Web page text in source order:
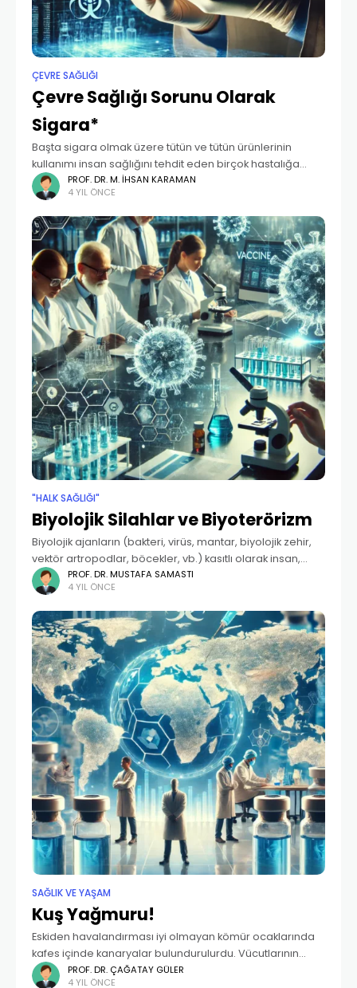
ÇEVRE SAĞLIĞI
Çevre Sağlığı Sorunu Olarak
Sigara*
Başta sigara olmak üzere tütün ve tütün ürünlerinin
kullanımı insan sağlığını tehdit eden birçok hastalığa
neden olmaktadır. Küresel ölçekte yapılan tüm
çalışmalara rağmen tütün ve tütün ürünlerinin kullanımı
önemli bir
PROF. DR. M. İHSAN KARAMAN
4 YIL ÖNCE
"HALK SAĞLIĞI"
Biyolojik Silahlar ve Biyoterörizm
Biyolojik ajanların (bakteri, virüs, mantar, biyolojik zehir,
vektör artropodlar, böcekler, vb.) kasıtlı olarak insan,
hayvan ve bitkilerde zarar oluşturmak, hastalık ve ölüme
yol açmak yahut toplumu korku ve endişeye sevk
PROF. DR. MUSTAFA SAMASTI
4 YIL ÖNCE
SAĞLIK VE YAŞAM
Kuş Yağmuru!
Eskiden havalandırması iyi olmayan kömür ocaklarında
kafes içinde kanaryalar bulundurulurdu. Vücutlarının
küçüklüğü ve duyarlı olmaları nedeniyle maden
PROF. DR. ÇAĞATAY GÜLER
4 YIL ÖNCE